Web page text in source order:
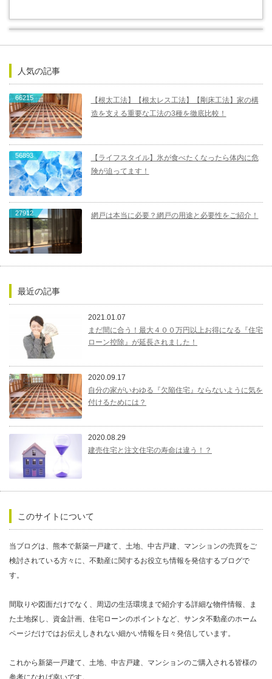
人気の記事
66215
【根太工法】【根太レス工法】【剛床工法】家の構
造を支える重要な工法の3種を徹底比較！
56893
【ライフスタイル】氷が食べたくなったら体内に危
険が迫ってます！
27912 網戸は本当に必要？網戸の用途と必要性をご紹介！
最近の記事
2021.01.07
まだ間に合う！最大４００万円以上お得になる『住宅
ローン控除』が延長されました！
2020.09.17
自分の家がいわゆる『欠陥住宅』ならないように気を
付けるためには？
2020.08.29
建売住宅と注文住宅の寿命は違う！？
このサイトについて
当ブログは、熊本で新築一戸建て、土地、中古戸建、マンションの売買をご
検討されている方々に、不動産に関するお役立ち情報を発信するブログで
す。
間取りや図面だけでなく、周辺の生活環境まで紹介する詳細な物件情報、ま
た土地探し、資金計画、住宅ローンのポイントなど、サンタ不動産のホーム
ページだけではお伝えしきれない細かい情報を日々発信しています。
これから新築一戸建て、土地、中古戸建、マンションのご購入される皆様の
参考になれば幸いです。